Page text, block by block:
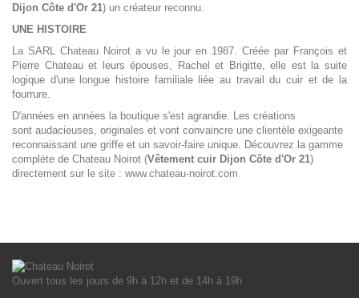
Dijon Côte d'Or 21) un créateur reconnu.
UNE HISTOIRE
La SARL Chateau Noirot a vu le jour en 1987. Créée par François et
Pierre Chateau et leurs épouses, Rachel et Brigitte, elle est la suite
logique d'une longue histoire familiale liée au travail du cuir et de la
fourrure.
D'années en années la boutique s'est agrandie. Les créations
sont audacieuses, originales et vont convaincre une clientèle exigeante
reconnaissant une griffe et un savoir-faire unique. Découvrez la gamme
complète de Chateau Noirot (Vêtement cuir Dijon Côte d'Or 21)
directement sur le site : www.chateau-noirot.com
Ouvert tous les jours de 9h à 12h et de 14h à 19h